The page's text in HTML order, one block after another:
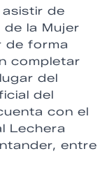
de
de la Mujer
de forma
completar
del
del
con el
Lechera
entre